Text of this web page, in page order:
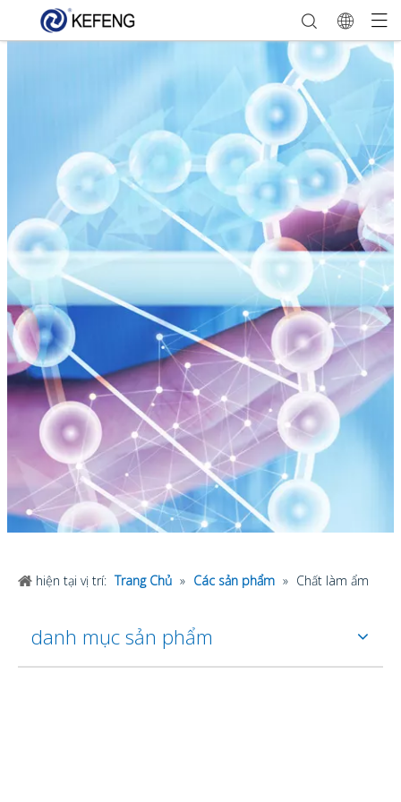
hiện tại vị trí: Trang Chủ » Các sản phẩm » Chất làm ẩm
danh mục sản phẩm